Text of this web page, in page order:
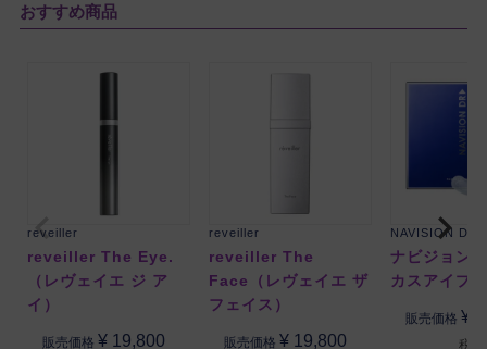
おすすめ商品
reveiller
reveiller The Eye.
（レヴェイエ ジ ア
イ）
販売価格 ¥ 19,800
reveiller
reveiller The
Face（レヴェイエ ザ
フェイス）
販売価格 ¥ 19,800
NAVISION DR
ナビジョン
カスアイプ
販売価格 ¥
税込